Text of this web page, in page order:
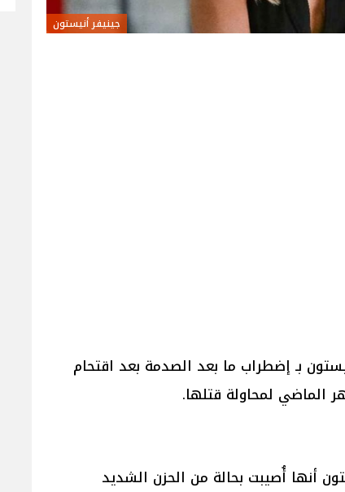
جينيفر أنيستون
بـ إضطراب ما بعد الصدمة بعد اقتحام
لمحاولة قتلها.
أنها أُصيبت بحالة من الحزن الشديد